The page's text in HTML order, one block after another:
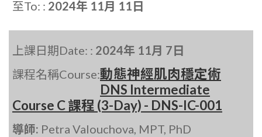
至To: : 2024年 11月 11日
上課日期Date: : 2024年 11月 7日
課程名稱Course:動態神經肌肉穩定術
DNS Intermediate
Course C 課程 (3-Day) - DNS-IC-001
導師: Petra Valouchova, MPT, PhD